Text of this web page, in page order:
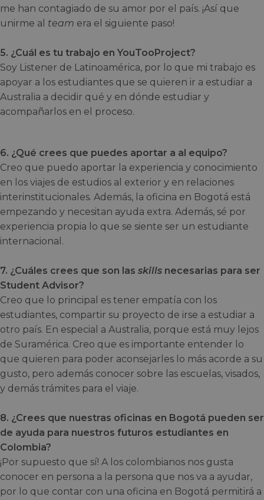
me han contagiado de su amor por el país. ¡Así que
unirme al team era el siguiente paso!
5. ¿Cuál es tu trabajo en YouTooProject?
Soy Listener de Latinoamérica, por lo que mi trabajo es
apoyar a los estudiantes que se quieren ir a estudiar a
Australia a decidir qué y en dónde estudiar y
acompañarlos en el proceso.
6. ¿Qué crees que puedes aportar a al equipo?
Creo que puedo aportar la experiencia y conocimiento
en los viajes de estudios al exterior y en relaciones
interinstitucionales. Además, la oficina en Bogotá está
empezando y necesitan ayuda extra. Además, sé por
experiencia propia lo que se siente ser un estudiante
internacional.
7. ¿Cuáles crees que son las skills necesarias para ser
Student Advisor?
Creo que lo principal es tener empatía con los
estudiantes, compartir su proyecto de irse a estudiar a
otro país. En especial a Australia, porque está muy lejos
de Suramérica. Creo que es importante entender lo
que quieren para poder aconsejarles lo más acorde a su
gusto, pero además conocer sobre las escuelas, visados,
y demás trámites para el viaje.
8. ¿Crees que nuestras oficinas en Bogotá pueden ser
de ayuda para nuestros futuros estudiantes en
Colombia?
¡Por supuesto que sí! A los colombianos nos gusta
conocer en persona a la persona que nos va a ayudar,
por lo que contar con una oficina en Bogotá permitirá a